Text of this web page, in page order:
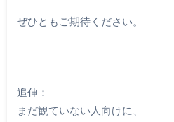
ぜひともご期待ください。
追伸：
まだ観ていない人向けに、